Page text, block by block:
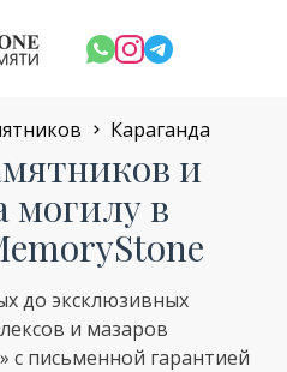
Караганда
и
могилу в
до эксклюзивных
и мазаров
с письменной гарантией